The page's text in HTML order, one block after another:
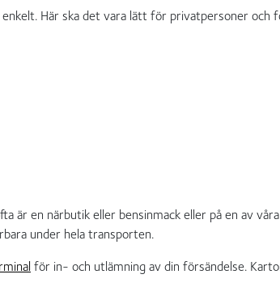
Här ska det vara lätt för privatpersoner och
är en närbutik eller bensinmack eller på en av
under hela transporten.
för in- och utlämning av din försändelse.